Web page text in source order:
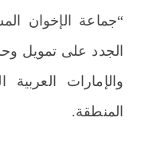
“جماعة الإخوان
الجدد على تمويل
والإمارات
المنطقة.